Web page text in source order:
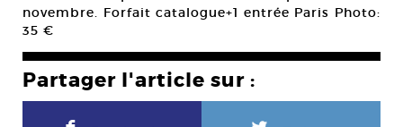
novembre. Forfait catalogue+1 entrée Paris Photo:
35 €
Partager l'article sur :